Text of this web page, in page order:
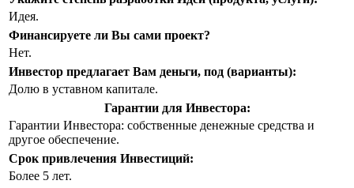
Идея.
Финансируете ли Вы сами проект?
Нет.
Инвестор предлагает Вам деньги, под (варианты):
Долю в уставном капитале.
Гарантии для Инвестора:
Гарантии Инвестора: собственные денежные средства и
другое обеспечение.
Срок привлечения Инвестиций:
Более 5 лет.